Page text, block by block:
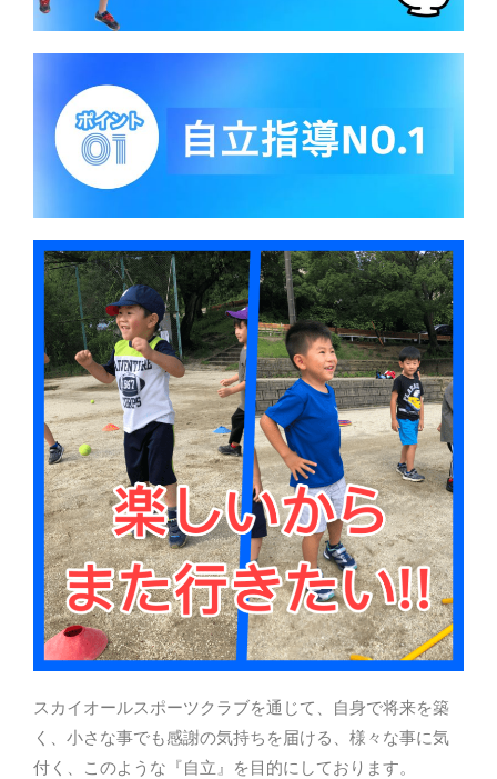
スカイオールスポーツクラブを通じて、自身で将来を築
く、小さな事でも感謝の気持ちを届ける、様々な事に気
付く、このような『自立』を目的にしております。